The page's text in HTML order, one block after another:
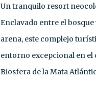
Un tranquilo resort
Enclavado entre el
arena, este complejo
entorno excepcional en el
Biosfera de la Mata